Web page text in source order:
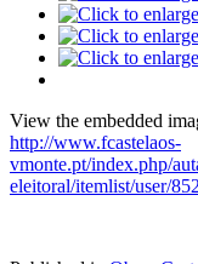
View the embedded
http://www.fcastelaos-
vmonte.pt/index.php/
eleitoral/itemlist/user/